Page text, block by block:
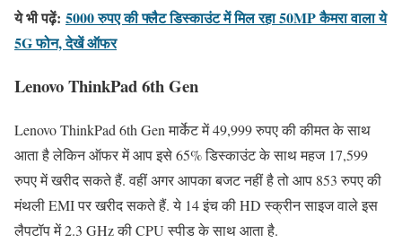
ये भी पढ़ें: 5000 रुपए की फ्लैट डिस्काउंट में मिल रहा 50MP कैमरा वाला ये
5G फोन, देखें ऑफर
Lenovo ThinkPad 6th Gen
Lenovo ThinkPad 6th Gen मार्केट में 49,999 रुपए की कीमत के साथ
आता है लेकिन ऑफर में आप इसे 65% डिस्काउंट के साथ महज 17,599
रुपए में खरीद सकते हैं. वहीं अगर आपका बजट नहीं है तो आप 853 रुपए की
मंथली EMI पर खरीद सकते हैं. ये 14 इंच की HD स्क्रीन साइज वाले इस
लैपटॉप में 2.3 GHz की CPU स्पीड के साथ आता है.